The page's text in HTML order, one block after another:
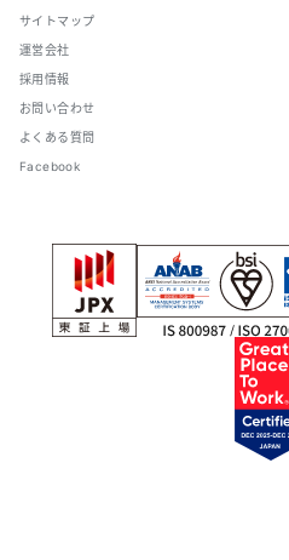
サイトマップ
運営会社
採用情報
お問い合わせ
よくある質問
Facebook